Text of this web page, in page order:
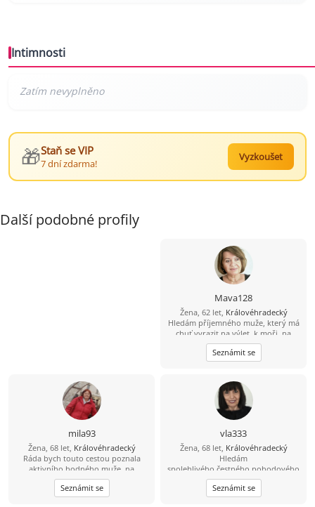
Intimnosti
🎁Staň se VIP
7 dní zdarma!
Vyzkoušet
Další podobné profily
Mava128
Žena, 62 let, Královéhradecký
Hledám příjemného muže, který má
chuť vyrazit na výlet, k moři, na
kolo, nebo jen tak objevovat hezká
místa
Seznámit se
mila93
Žena, 68 let, Královéhradecký
Ráda bych touto cestou poznala
aktivního hodného muže, na
společné trávení volného času...
Seznámit se
vla333
Žena, 68 let, Královéhradecký
Hledám
spolehlivého,čestného,pohodového
,zabezpečeného muže,nekuřáka s
duší
kluka.Cestování,příroda,turistika
Seznámit se